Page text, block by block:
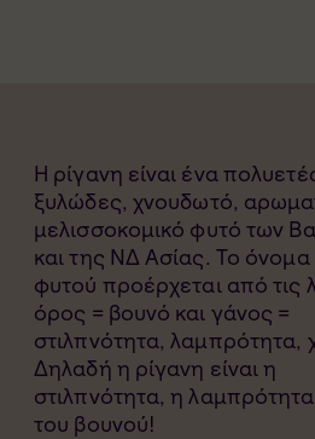
Η ρίγανη είναι ένα
ξυλώδες, χνουδωτό,
μελισσοκομικό φυτό των
και της ΝΔ Ασίας. Το όνομα
φυτού προέρχεται από τις
όρος = βουνό και γάνος =
στιλπνότητα, λαμπρότητα,
Δηλαδή η ρίγανη είναι η
στιλπνότητα, η
του βουνού!